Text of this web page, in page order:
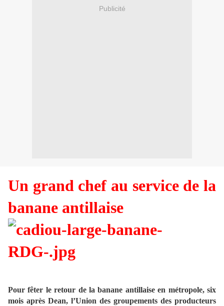
Publicité
Un grand chef au service de la
banane antillaise
Pour fêter le retour de la banane antillaise en métropole, six
mois après Dean, l’Union des groupements des producteurs